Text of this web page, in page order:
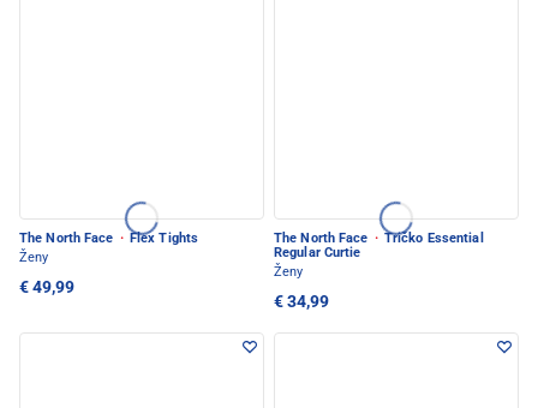
The North Face · Flex Tights
Ženy
€ 49,99
The North Face · Tričko Essential
Regular Curtie
Ženy
€ 34,99